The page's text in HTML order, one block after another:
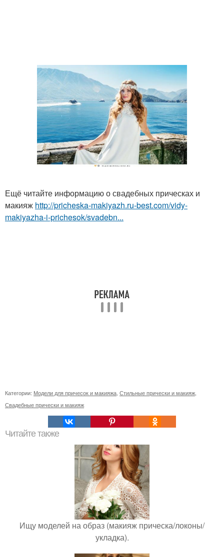
Ещё читайте информацию о свадебных прическах и
макияж http://pricheska-makiyazh.ru-best.com/vidy-
makiyazha-i-prichesok/svadebn...
Категории: Модели для причесок и макияжа Стильные прически и макияж
Свадебные прически и макияж
Читайте также
Ищу моделей на образ (макияж прическа/локоны/
укладка).